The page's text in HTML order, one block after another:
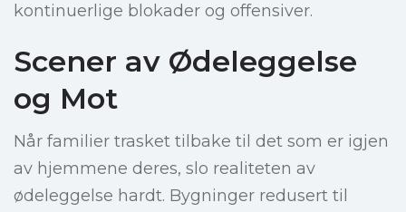
kontinuerlige blokader og offensiver.
Scener av Ødeleggelse
og Mot
Når familier trasket tilbake til det som er igjen
av hjemmene deres, slo realiteten av
ødeleggelse hardt. Bygninger redusert til